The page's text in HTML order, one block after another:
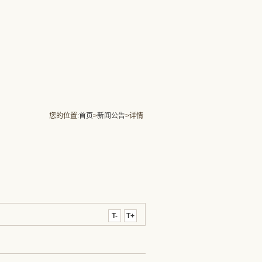
您的位置:首页>新闻公告>详情
T- T+